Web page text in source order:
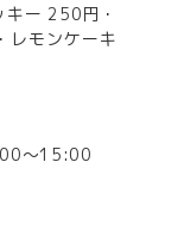
ー 250円・
モンケーキ
～15:00